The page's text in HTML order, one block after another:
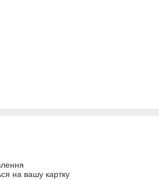
на вашу картку